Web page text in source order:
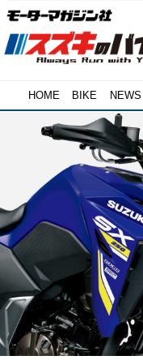
HOME BIKE NEWS